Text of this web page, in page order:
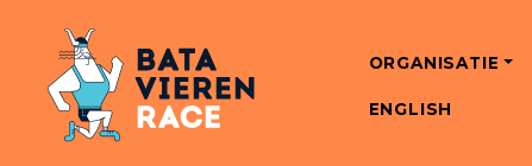
ORGANISATIE
ENGLISH